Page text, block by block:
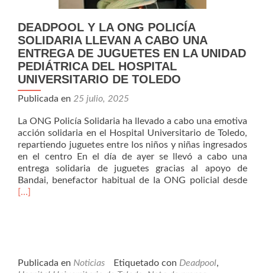
DEADPOOL Y LA ONG POLICÍA
SOLIDARIA LLEVAN A CABO UNA
ENTREGA DE JUGUETES EN LA UNIDAD
PEDIÁTRICA DEL HOSPITAL
UNIVERSITARIO DE TOLEDO
Publicada en 25 julio, 2025
La ONG Policía Solidaria ha llevado a cabo una emotiva
acción solidaria en el Hospital Universitario de Toledo,
repartiendo juguetes entre los niños y niñas ingresados
en el centro En el día de ayer se llevó a cabo una
entrega solidaria de juguetes gracias al apoyo de
Bandai, benefactor habitual de la ONG policial desdeLeer
[…]
Publicada en Noticias Etiquetado con Deadpool,